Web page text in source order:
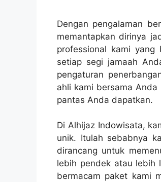
Dengan pengalaman
memantapkan dirinya
professional kami
setiap segi jamaah
pengaturan
ahli kami bersama
pantas Anda dapatkan.
Di Alhijaz Indowisata,
unik. Itulah sebabnya
dirancang untuk
lebih pendek atau lebih
bermacam paket kami